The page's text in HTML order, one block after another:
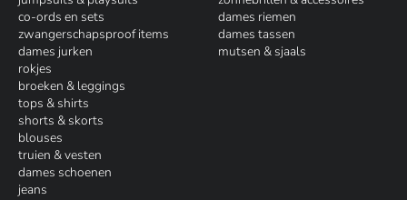
co-ords en sets
zwangerschapsproof items
dames jurken
rokjes
broeken & leggings
tops & shirts
shorts & skorts
blouses
truien & vesten
dames schoenen
jeans
dames riemen
dames tassen
mutsen & sjaals